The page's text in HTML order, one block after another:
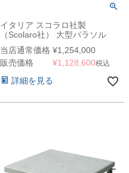
イタリア スコラロ社製
（Scolaro社） 大型パラソル
「カプリ 6060 ＆ ポット型ウエ
イトベース セット」
当店通常価格 ¥1,254,000
販売価格
¥1,128,600税込
詳細を見る